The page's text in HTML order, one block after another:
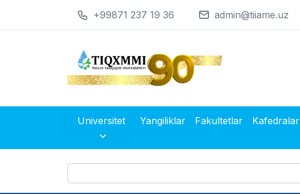
+99871 237 19 36 admin@tiiame.uz
Yangiliklar Fakultetlar Kafedralar